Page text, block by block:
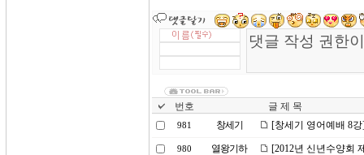
번호 글 제 목
981 창세기 [창세기 영어예배 8
980 열왕기하 [2012년 신년수양회